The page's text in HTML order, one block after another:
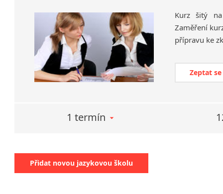
Kurz šitý
Zaměření
Zeptat
1 termín
Přidat novou jazykovou školu